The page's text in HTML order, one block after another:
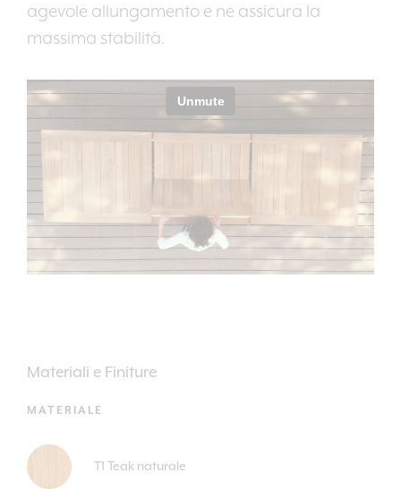
agevole allungamento e ne assicura la
massima stabilità.
Materiali e Finiture
MATERIALE
T1 Teak naturale